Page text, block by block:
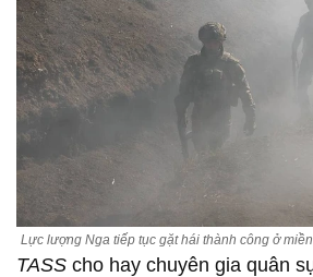
Lực lượng Nga tiếp tục gặt hái thành công ở
TASS cho hay chuyên gia quân